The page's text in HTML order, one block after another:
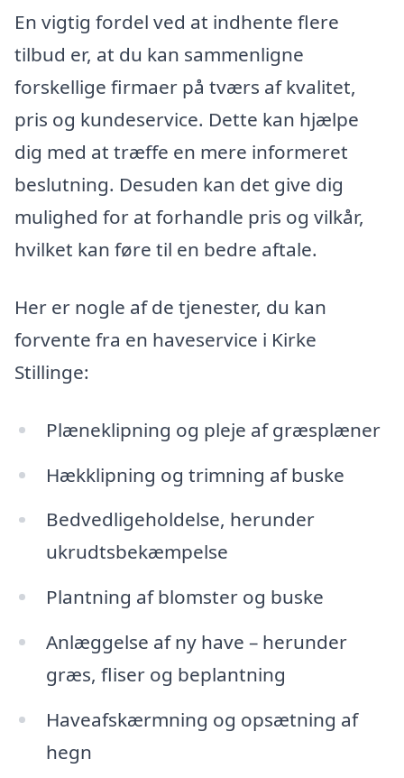
En vigtig fordel ved at indhente flere
tilbud er, at du kan sammenligne
forskellige firmaer på tværs af kvalitet,
pris og kundeservice. Dette kan hjælpe
dig med at træffe en mere informeret
beslutning. Desuden kan det give dig
mulighed for at forhandle pris og vilkår,
hvilket kan føre til en bedre aftale.
Her er nogle af de tjenester, du kan
forvente fra en haveservice i Kirke
Stillinge:
Plæneklipning og pleje af græsplæner
Hækklipning og trimning af buske
Bedvedligeholdelse, herunder
ukrudtsbekæmpelse
Plantning af blomster og buske
Anlæggelse af ny have – herunder
græs, fliser og beplantning
Haveafskærmning og opsætning af
hegn